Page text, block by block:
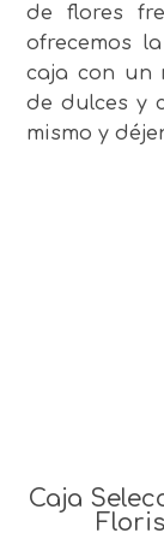
de flores
ofrecemos
caja con un
de dulces y
mismo y
Caja